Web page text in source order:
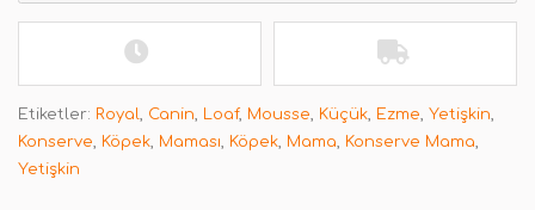
Etiketler: Royal, Canin, Loaf, Mousse, Küçük, Ezme, Yetişkin,
Konserve, Köpek, Maması, Köpek, Mama, Konserve Mama,
Yetişkin